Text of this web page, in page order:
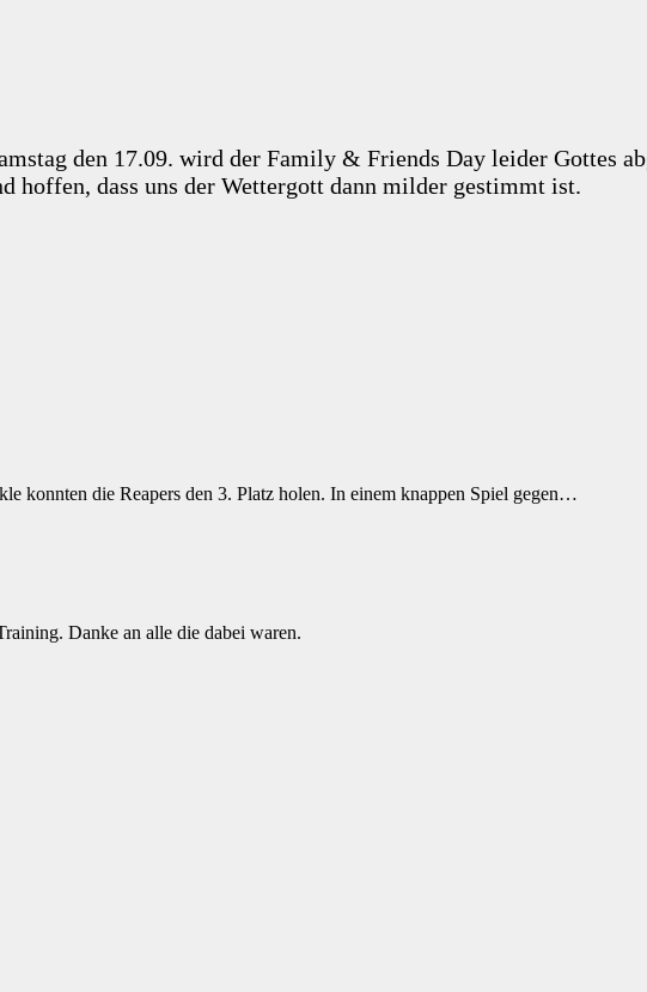
den 17.09. wird der Family & Friends Day leider Gottes
hoffen, dass uns der Wettergott dann milder gestimmt ist.
konnten die Reapers den 3. Platz holen. In einem knappen Spiel gegen…
Danke an alle die dabei waren.